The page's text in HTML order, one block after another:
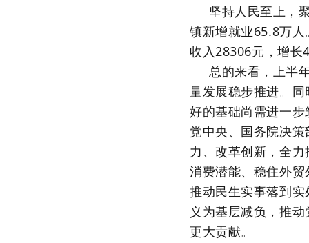
坚持人民至上，
镇新增就业65.8万
收入28306元，增长
总的来看，上半
量发展稳步推进。
好的基础尚需进一
党中央、国务院决
力、改革创新，全
消费潜能、稳住外
推动民生实事落到
义为基层减负，推
更大贡献。